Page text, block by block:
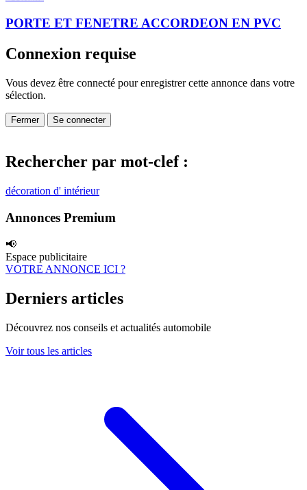
PORTE ET FENETRE ACCORDEON EN PVC
Connexion requise
Vous devez être connecté pour enregistrer cette annonce dans votre
sélection.
Fermer Se connecter
Rechercher par mot-clef :
décoration d' intérieur
Annonces Premium
📢
Espace publicitaire
VOTRE ANNONCE ICI ?
Derniers articles
Découvrez nos conseils et actualités automobile
Voir tous les articles